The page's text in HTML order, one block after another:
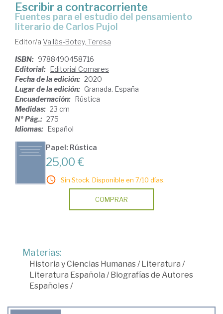
Escribir a contracorriente
Fuentes para el estudio del pensamiento
literario de Carlos Pujol
Editor/a Vallès-Botey, Teresa
ISBN: 9788490458716
Editorial: Editorial Comares
Fecha de la edición: 2020
Lugar de la edición: Granada. España
Encuadernación: Rústica
Medidas: 23 cm
Nº Pág.: 275
Idiomas: Español
Papel: Rústica
25,00 €
Sin Stock. Disponible en 7/10 días.
COMPRAR
Materias:
Historia y Ciencias Humanas/Literatura /
Literatura Española /Biografías de Autores
Españoles/